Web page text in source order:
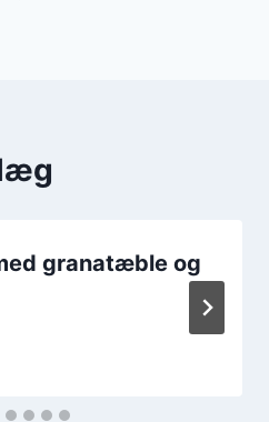
granatæble og